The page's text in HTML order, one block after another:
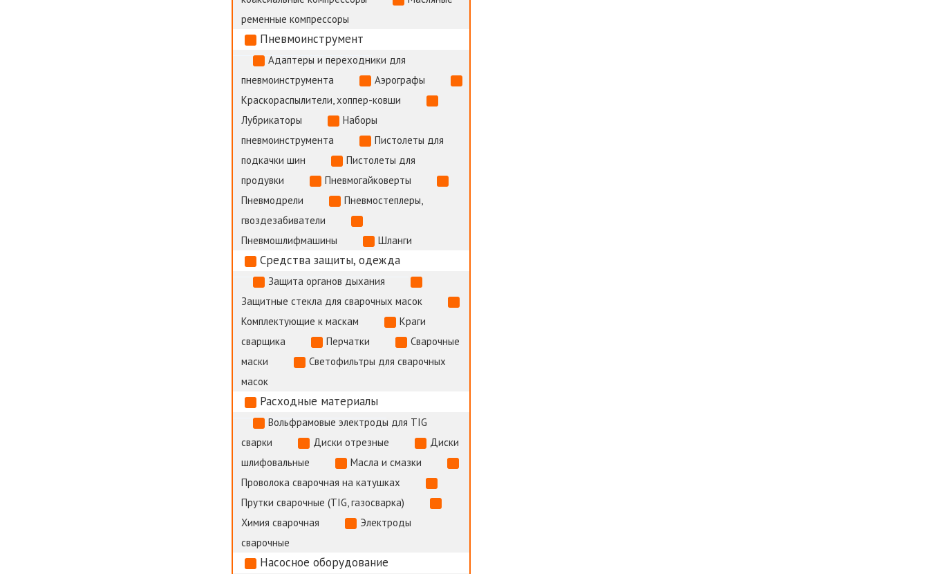
ременные компрессоры
Пневмоинструмент
Адаптеры и переходники для
пневмоинструмента
Аэрографы
Краскораспылители, хоппер-ковши
Лубрикаторы
Наборы
пневмоинструмента
Пистолеты для
подкачки шин
Пистолеты для
продувки
Пневмогайковерты
Пневмодрели
Пневмостеплеры,
гвоздезабиватели
Пневмошлифмашины
Шланги
Средства защиты, одежда
Защита органов дыхания
Защитные стекла для сварочных масок
Комплектующие к маскам
Краги
сварщика
Перчатки
Сварочные
маски
Светофильтры для сварочных
масок
Расходные материалы
Вольфрамовые электроды для TIG
сварки
Диски отрезные
Диски
шлифовальные
Масла и смазки
Проволока сварочная на катушках
Прутки сварочные (TIG, газосварка)
Химия сварочная
Электроды
сварочные
Насосное оборудование